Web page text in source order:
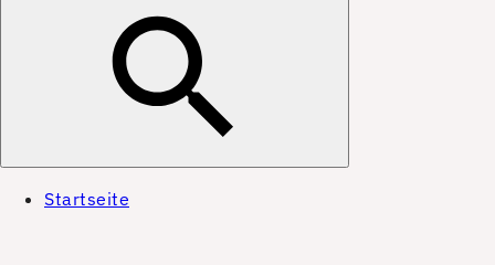
Startseite